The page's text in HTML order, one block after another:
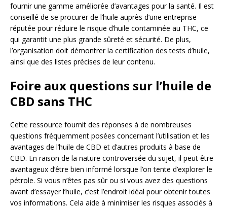
fournir une gamme améliorée d’avantages pour la santé. Il est
conseillé de se procurer de l’huile auprès d’une entreprise
réputée pour réduire le risque d’huile contaminée au THC, ce
qui garantit une plus grande sûreté et sécurité. De plus,
l’organisation doit démontrer la certification des tests d’huile,
ainsi que des listes précises de leur contenu.
Foire aux questions sur l’huile de
CBD sans THC
Cette ressource fournit des réponses à de nombreuses
questions fréquemment posées concernant l’utilisation et les
avantages de l’huile de CBD et d’autres produits à base de
CBD. En raison de la nature controversée du sujet, il peut être
avantageux d’être bien informé lorsque l’on tente d’explorer le
pétrole. Si vous n’êtes pas sûr ou si vous avez des questions
avant d’essayer l’huile, c’est l’endroit idéal pour obtenir toutes
vos informations. Cela aide à minimiser les risques associés à